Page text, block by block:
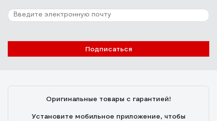
Подписаться
Оригинальные товары с гарантией!
Установите мобильное приложение, чтобы